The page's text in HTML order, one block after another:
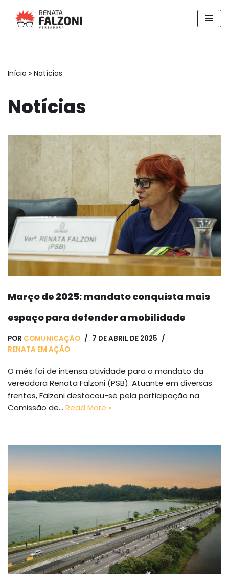
Pular
Início » Notícias
Notícias
Março de 2025: mandato conquista mais
espaço para defender a mobilidade
POR COMUNICAÇÃO
7 DE ABRIL DE 2025
RENATA EM AÇÃO
O mês foi de intensa atividade para o mandato da
vereadora Renata Falzoni (PSB). Atuante em diversas
frentes, Falzoni destacou-se pela participação na
Comissão de… Read More »